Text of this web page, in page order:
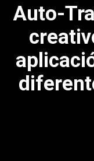
Auto-